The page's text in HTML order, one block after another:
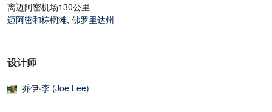
离迈阿密机场130公里
迈阿密和棕榈滩, 佛罗里达州
设计师
乔伊·李 (Joe Lee)